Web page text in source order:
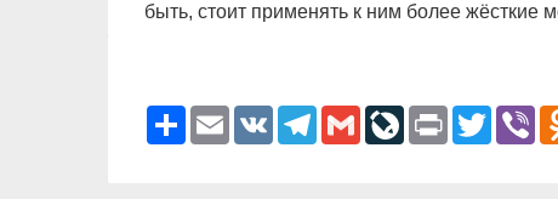
быть, стоит применять к ним более жёсткие
РесурсEmail VK Telegram
GmailLiveJournal
Print Twitter